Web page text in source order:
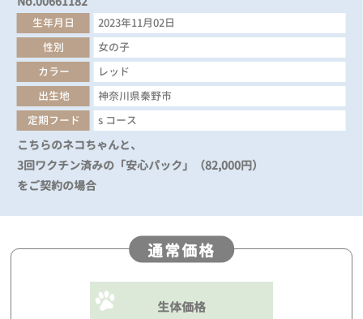
生年月日
2023年11月02日
性別
女の子
カラー
レッド
出生地
神奈川県秦野市
定期フード
s コース
こちらのネコちゃんと、
3回ワクチン済みの「安心パック」（82,000円）
をご契約の場合
通常価格
生体価格